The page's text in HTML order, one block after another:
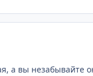
а вы незабывайте